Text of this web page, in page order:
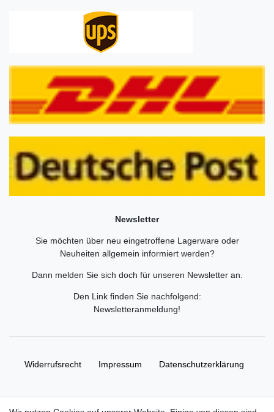
Newsletter
Sie möchten über neu eingetroffene Lagerware oder
Neuheiten allgemein informiert werden?
Dann melden Sie sich doch für unseren Newsletter an.
Den Link finden Sie nachfolgend:
Newsletteranmeldung!
Widerrufs­recht Impressum Daten­schutz­erklärung